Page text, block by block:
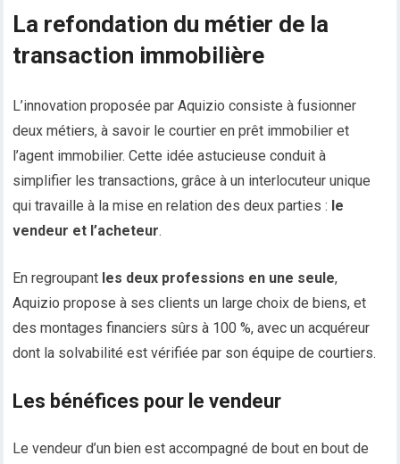
La refondation du métier de la
transaction immobilière
L’innovation proposée par Aquizio consiste à fusionner
deux métiers, à savoir le courtier en prêt immobilier et
l’agent immobilier. Cette idée astucieuse conduit à
simplifier les transactions, grâce à un interlocuteur unique
qui travaille à la mise en relation des deux parties : le
vendeur et l’acheteur.
En regroupant les deux professions en une seule,
Aquizio propose à ses clients un large choix de biens, et
des montages financiers sûrs à 100 %, avec un acquéreur
dont la solvabilité est vérifiée par son équipe de courtiers.
Les bénéfices pour le vendeur
Le vendeur d’un bien est accompagné de bout en bout de